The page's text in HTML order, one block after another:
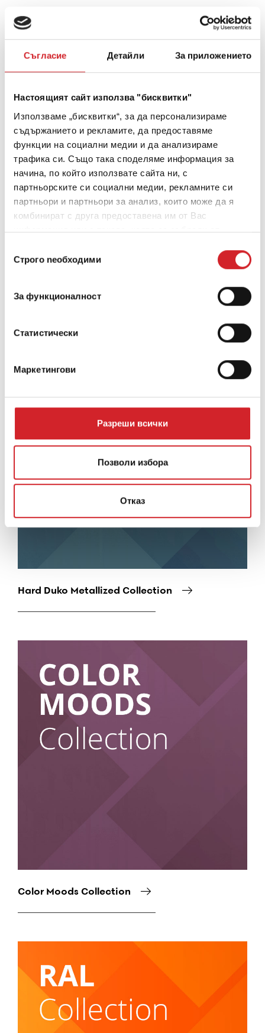
Съгласие Детайли За приложението
Настоящият сайт използва "бисквитки"
Използваме „бисквитки“, за да персонализираме
съдържанието и рекламите, да предоставяме
функции на социални медии и да анализираме
трафика си. Също така споделяме информация за
начина, по който използвате сайта ни, с
партньорските си социални медии, рекламните си
партньори и партньори за анализ, които може да я
комбинират с друга предоставена им от Вас
информация или с такава, която са събрали от
наСтрого nеобходими
За функционалност
Статистически
Маркетингови
Разреши всички
Позволи избора
Отказ
Hard Duko Metallized Collection
Color Moods Collection